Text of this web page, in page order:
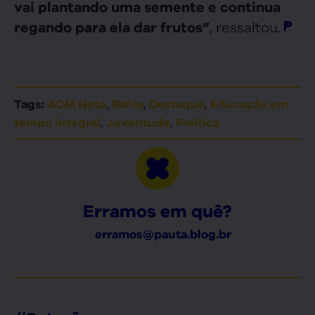
vai plantando uma semente e continua
regando para ela dar frutos”, ressaltou.
Tags: ACM Neto, Bahia, Destaque, Educação em
tempo integral, Juventude, Política
Erramos em quê?
erramos@pauta.blog.br